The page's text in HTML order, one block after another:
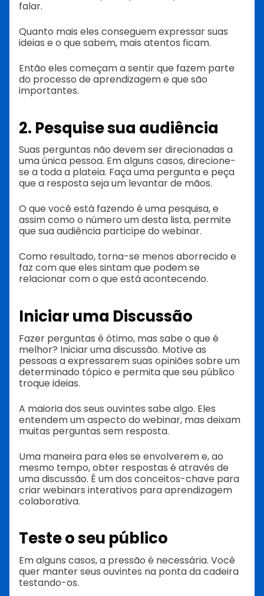
falar.
Quanto mais eles conseguem expressar suas
ideias e o que sabem, mais atentos ficam.
Então eles começam a sentir que fazem parte
do processo de aprendizagem e que são
importantes.
2. Pesquise sua audiência
Suas perguntas não devem ser direcionadas a
uma única pessoa. Em alguns casos, direcione-
se a toda a plateia. Faça uma pergunta e peça
que a resposta seja um levantar de mãos.
O que você está fazendo é uma pesquisa, e
assim como o número um desta lista, permite
que sua audiência participe do webinar.
Como resultado, torna-se menos aborrecido e
faz com que eles sintam que podem se
relacionar com o que está acontecendo.
Iniciar uma Discussão
Fazer perguntas é ótimo, mas sabe o que é
melhor? Iniciar uma discussão. Motive as
pessoas a expressarem suas opiniões sobre um
determinado tópico e permita que seu público
troque ideias.
A maioria dos seus ouvintes sabe algo. Eles
entendem um aspecto do webinar, mas deixam
muitas perguntas sem resposta.
Uma maneira para eles se envolverem e, ao
mesmo tempo, obter respostas é através de
uma discussão. É um dos conceitos-chave para
criar webinars interativos para aprendizagem
colaborativa.
Teste o seu público
Em alguns casos, a pressão é necessária. Você
quer manter seus ouvintes na ponta da cadeira
testando-os.